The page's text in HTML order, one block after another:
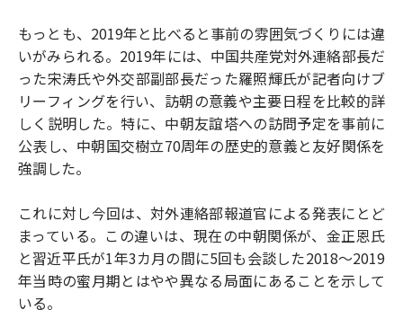
もっとも、2019年と比べると事前の雰囲気づくりには違
いがみられる。2019年には、中国共産党対外連絡部長だ
った宋涛氏や外交部副部長だった羅照輝氏が記者向けブ
リーフィングを行い、訪朝の意義や主要日程を比較的詳
しく説明した。特に、中朝友誼塔への訪問予定を事前に
公表し、中朝国交樹立70周年の歴史的意義と友好関係を
強調した。
これに対し今回は、対外連絡部報道官による発表にとど
まっている。この違いは、現在の中朝関係が、金正恩氏
と習近平氏が1年3カ月の間に5回も会談した2018～2019
年当時の蜜月期とはやや異なる局面にあることを示して
いる。